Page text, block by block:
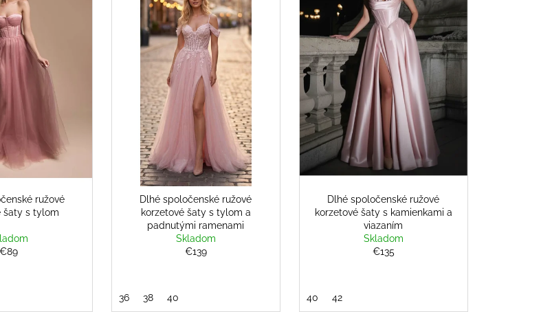
ružové
šaty s tylom
€89
Dlhé spoločenské ružové
korzetové šaty s tylom a
padnutými ramenami
Skladom
€139
36 38 40
Dlhé spoločenské ružové
korzetové šaty s kamienkami a
viazaním
Skladom
€135
40 42
€108